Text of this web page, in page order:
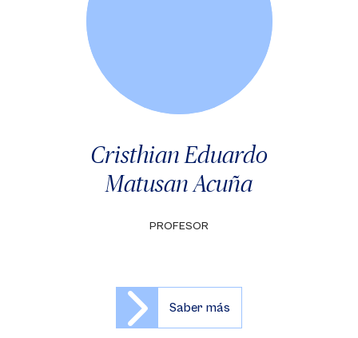
Cristhian Eduardo
Matusan Acuña
PROFESOR
Saber más